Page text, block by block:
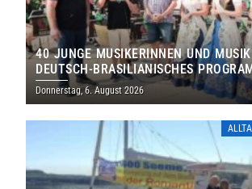
40 JUNGE MUSIKERINNEN UND
DEUTSCH-BRASILIANISCHES
THOLEY
Donnerstag, 6. August 2026